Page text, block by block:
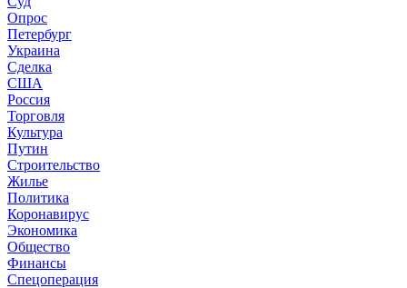
Опрос
Петербург
Украина
Сделка
США
Россия
Торговля
Культура
Путин
Строительство
Жилье
Политика
Коронавирус
Экономика
Общество
Финансы
Спецоперация